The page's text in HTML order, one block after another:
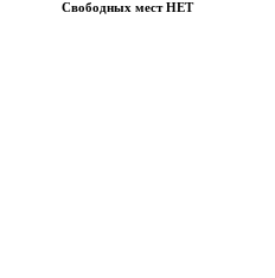
Свободных мест НЕТ